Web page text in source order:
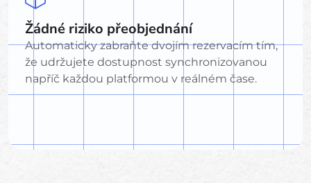
Žádné riziko přeobjednání
Automaticky zabraňte dvojím rezervacím tím,
že udržujete dostupnost synchronizovanou
napříč každou platformou v reálném čase.